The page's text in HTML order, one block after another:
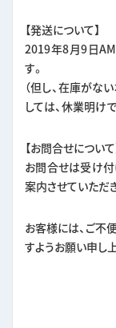
【発送について】
2019年8月9日
す。
（但し、在庫がな
しては、休業明け
【お問合せについて
お問合せは受け
案内させていただ
お客様には、ご不
すようお願い申し